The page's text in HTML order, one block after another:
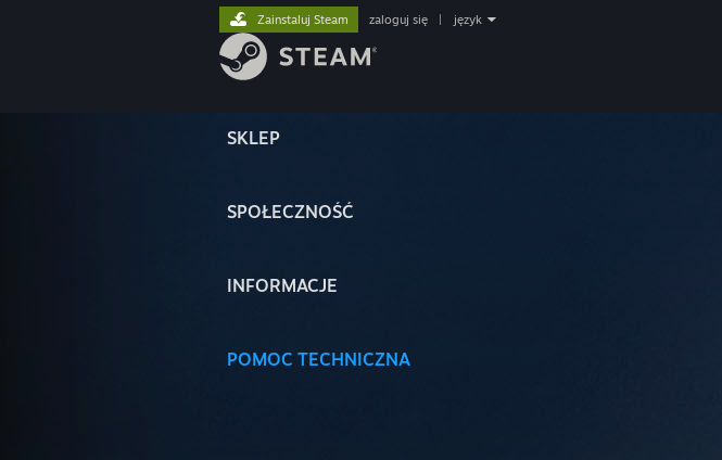
SKLEP
SPOŁECZNOŚĆ
INFORMACJE
POMOC TECHNICZNA
Zainstaluj Steam zaloguj się język